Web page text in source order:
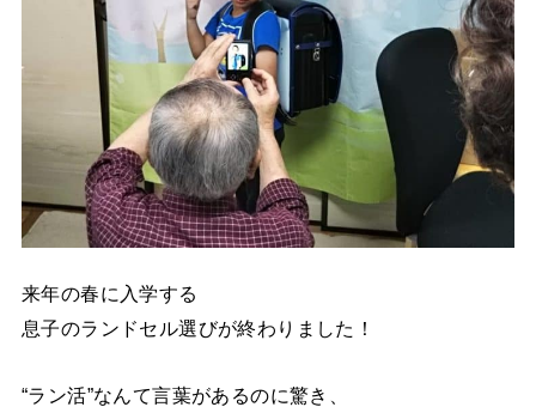
来年の春に入学する
息子のランドセル選びが終わりました！
“ラン活”なんて言葉があるのに驚き、